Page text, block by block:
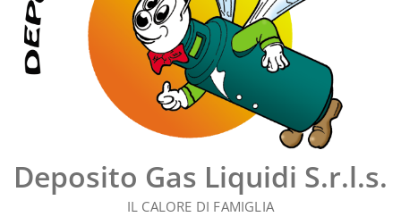
Deposito Gas Liquidi S.r.l.s.
IL CALORE DI FAMIGLIA